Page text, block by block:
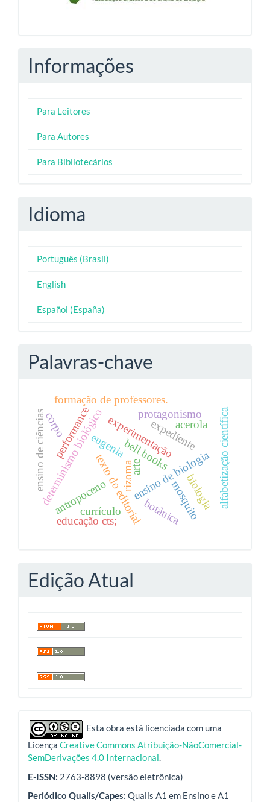
Informações
Para Leitores
Para Autores
Para Bibliotecários
Idioma
Português (Brasil)
English
Español (España)
Palavras-chave
texto do editorial
eugenia
ensino de biologia
determinismo biológico alfabetização científica
antropoceno
expediente
educação cts;
formação de professores.
ensino de ciências bell hooks
experimentação
protagonismo
biologia
mosquito
botânica
performance
currículo
acerola
rizomaarte
corpo
Edição Atual
indexadoresEsta obra está licenciada com uma
Licença Creative Commons Atribuição-NãoComercial-
SemDerivações 4.0 Internacional.
E-ISSN: 2763-8898 (versão eletrônica)
Periódico Qualis/Capes: Qualis A1 em Ensino e A1